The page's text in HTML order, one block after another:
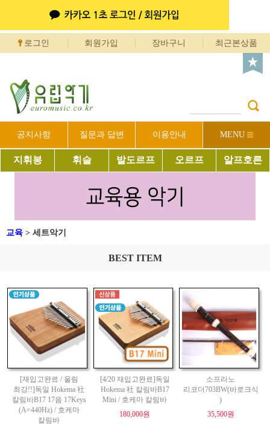
로그인 회원가입 장바구니 최근본상품
공지사항 질문과 답변 이용안내 MENU
지휘봉 휘슬 발도르프 오르프 알프호른
교육 > 세트악기
BEST ITEM
[재입고완료 / 울림
최강!!]독일 Hokema 社
칼림바B17 17음 17Keys
(A=440Hz) / 호케마
칼림바
[4/20 재입고완료]독일
Hokema 社 칼림바B17
Mini / 호케마 칼림바
180,000원
소프라노
리코더703BW(바로크식
)
35,500원